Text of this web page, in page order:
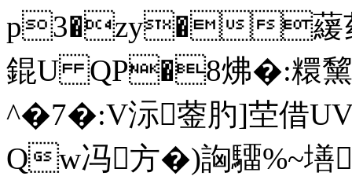
p3�zy�藧
錕U QP�8炥�:糫黧
^�7�:V沶蓥肑]茔借
Qw冯方�)詾驑%~